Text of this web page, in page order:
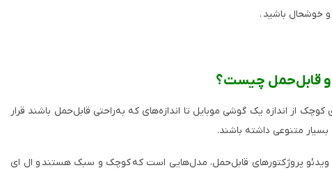
و خوشحال باشید .
و قابل‌حمل چیست؟
کوچک از اندازه یک گوشی موبایل تا اندازه‌های که به‌راحتی قابل‌حمل باشند قرار
متنوعی داشته باشند.
پروژکتورهای قابل‌حمل، مدل‌هایی است که کوچک و سبک هستند و ال ای